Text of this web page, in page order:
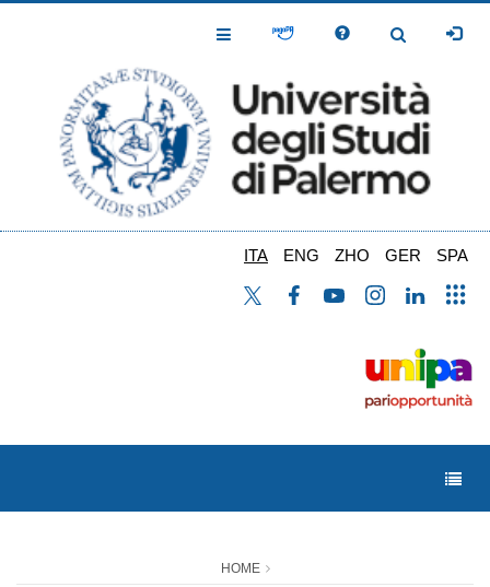
Toggle
Toggle
ITA ENG ZHO GER SPA
HOME